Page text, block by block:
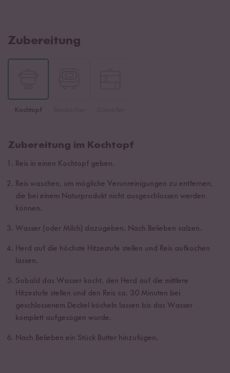
Zubereitung
Kochtopf
Zubereitung im Kochtopf
Reis in einen Kochtopf geben.
Reis waschen, um mögliche Verunreinigungen zu entfernen,
die bei einem Naturprodukt nicht ausgeschlossen werden
können.
Wasser (oder Milch) dazugeben. Nach Belieben salzen.
Herd auf die höchste Hitzestufe stellen und Reis aufkochen
lassen.
Sobald das Wasser kocht, den Herd auf die mittlere
Hitzestufe stellen und den Reis ca. 30 Minuten bei
geschlossenem Deckel köcheln lassen bis das Wasser
komplett aufgesogen wurde.
Nach Belieben ein Stück Butter hinzufügen.